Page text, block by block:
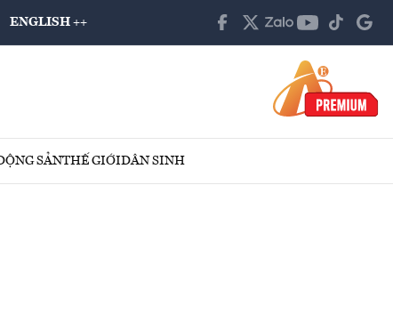
ENGLISH ++
SẢNTHẾ GIỚIDÂN SINH